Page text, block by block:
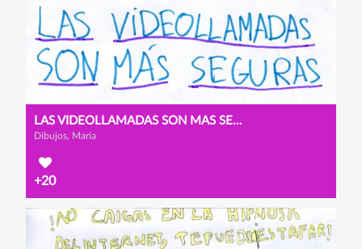
LAS VIDEOLLAMADAS SON MAS SEGURAS
Dibujos, María
+20